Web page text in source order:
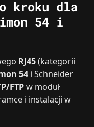
kroku dla
54 i
RJ45(kategorii
54 i Schneider
FTPw moduł
i instalacji w